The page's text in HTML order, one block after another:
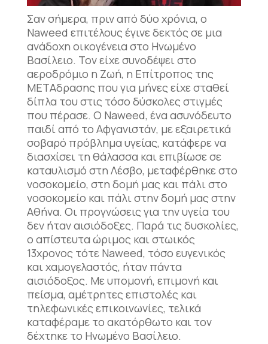
Σαν σήμερα, πριν από δύο χρόνια, ο
Naweed επιτέλους έγινε δεκτός σε μια
ανάδοχη οικογένεια στο Ηνωμένο
Βασίλειο. Τον είχε συνοδέψει στο
αεροδρόμιο η Ζωή, η Επίτροπος της
ΜΕΤΑδρασης που για μήνες είχε σταθεί
δίπλα του στις τόσο δύσκολες στιγμές
που πέρασε. Ο Naweed, ένα ασυνόδευτο
παιδί από το Αφγανιστάν, με εξαιρετικά
σοβαρό πρόβλημα υγείας, κατάφερε να
διασχίσει τη θάλασσα και επιβίωσε σε
καταυλισμό στη Λέσβο, μεταφέρθηκε στο
νοσοκομείο, στη δομή μας και πάλι στο
νοσοκομείο και πάλι στην δομή μας στην
Αθήνα. Οι προγνώσεις για την υγεία του
δεν ήταν αισιόδοξες. Παρά τις δυσκολίες,
ο απίστευτα ώριμος και στωικός
13χρονος τότε Naweed, τόσο ευγενικός
και χαμογελαστός, ήταν πάντα
αισιόδοξος. Με υπομονή, επιμονή και
πείσμα, αμέτρητες επιστολές και
τηλεφωνικές επικοινωνίες, τελικά
καταφέραμε το ακατόρθωτο και τον
δέχτηκε το Ηνωμένο Βασίλειο.